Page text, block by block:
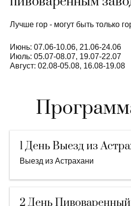
Лучше гор - могут быть только
Июнь: 07.06-10.06, 21.06-24.06
Июль: 05.07-08.07, 19.07-22.07
Август: 02.08-05.08, 16.08-19.08
1 День Выезд из
Выезд из Астрахани
2 День Пивоваренный